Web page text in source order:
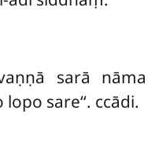
sarā nāma
sare‘‘. ccādi.